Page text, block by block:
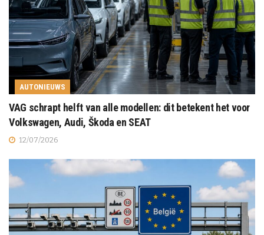
AUTONIEUWS
VAG schrapt helft van alle modellen: dit betekent het voor
Volkswagen, Audi, Škoda en SEAT
12/07/2026